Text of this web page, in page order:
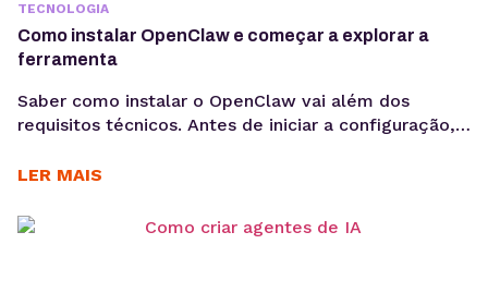
TECNOLOGIA
Como instalar OpenClaw e começar a explorar a
ferramenta
Saber como instalar o OpenClaw vai além dos
requisitos técnicos. Antes de iniciar a configuração,
casos de uso e como a ferramenta pode contribuir
OpenClaw centraliza a criação e operação de
LER MAIS